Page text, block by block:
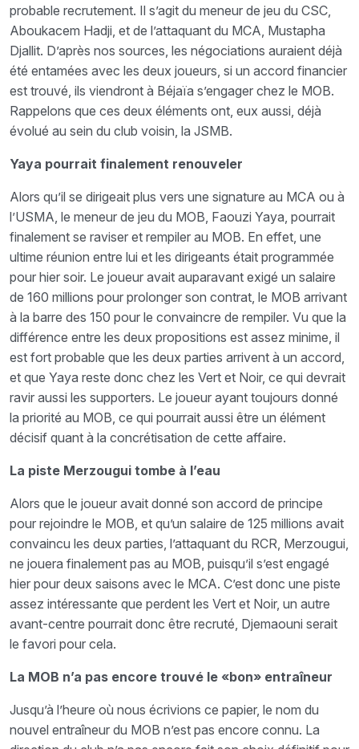
probable recrutement. Il s’agit du meneur de jeu du CSC,
Aboukacem Hadji, et de l’attaquant du MCA, Mustapha
Djallit. D’après nos sources, les négociations auraient déjà
été entamées avec les deux joueurs, si un accord financier
est trouvé, ils viendront à Béjaïa s’engager chez le MOB.
Rappelons que ces deux éléments ont, eux aussi, déjà
évolué au sein du club voisin, la JSMB.
Yaya pourrait finalement renouveler
Alors qu’il se dirigeait plus vers une signature au MCA ou à
l’USMA, le meneur de jeu du MOB, Faouzi Yaya, pourrait
finalement se raviser et rempiler au MOB. En effet, une
ultime réunion entre lui et les dirigeants était programmée
pour hier soir. Le joueur avait auparavant exigé un salaire
de 160 millions pour prolonger son contrat, le MOB arrivant
à la barre des 150 pour le convaincre de rempiler. Vu que la
différence entre les deux propositions est assez minime, il
est fort probable que les deux parties arrivent à un accord,
et que Yaya reste donc chez les Vert et Noir, ce qui devrait
ravir aussi les supporters. Le joueur ayant toujours donné
la priorité au MOB, ce qui pourrait aussi être un élément
décisif quant à la concrétisation de cette affaire.
La piste Merzougui tombe à l’eau
Alors que le joueur avait donné son accord de principe
pour rejoindre le MOB, et qu’un salaire de 125 millions avait
convaincu les deux parties, l’attaquant du RCR, Merzougui,
ne jouera finalement pas au MOB, puisqu’il s’est engagé
hier pour deux saisons avec le MCA. C’est donc une piste
assez intéressante que perdent les Vert et Noir, un autre
avant-centre pourrait donc être recruté, Djemaouni serait
le favori pour cela.
La MOB n’a pas encore trouvé le «bon» entraîneur
Jusqu’à l’heure où nous écrivions ce papier, le nom du
nouvel entraîneur du MOB n’est pas encore connu. La